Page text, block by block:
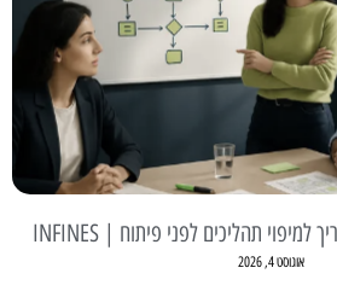
אוגוסט 4, 2026